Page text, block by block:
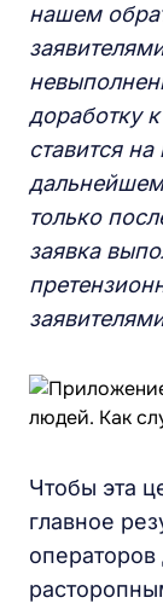
нашем
доработку
ставится
дальнейшем
только
заявка
Чтобы эта
главное